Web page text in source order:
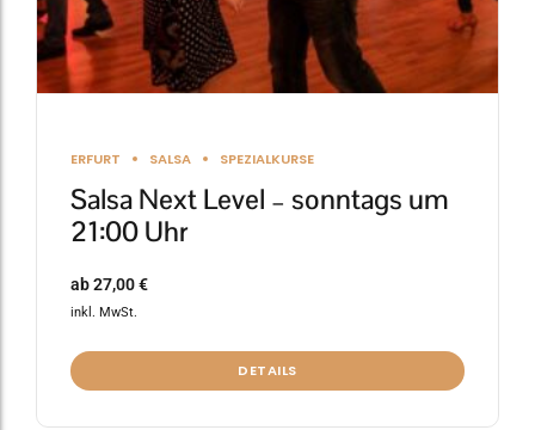
ERFURT SALSA SPEZIALKURSE
Salsa Next Level – sonntags um
21:00 Uhr
ab27,00€
inkl. MwSt.
DETAILS
gewählt
werden